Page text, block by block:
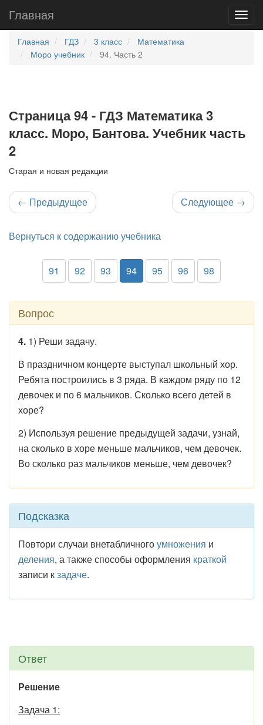
Главная
Главная ГДЗ 3 класс
Математика
Моро учебник
94. Часть 2
Страница 94 - ГДЗ Математика 3
класс. Моро, Бантова. Учебник часть
2
Старая и новая редакции
← Предыдущее Следующее →
Вернуться к содержанию учебника
91 92 93 94 95 96 98
Вопрос
4. 1) Реши задачу.
В праздничном концерте выступал школьный хор.
Ребята построились в 3 ряда. В каждом ряду по 12
девочек и по 6 мальчиков. Сколько всего детей в
хоре?
2) Используя решение предыдущей задачи, узнай,
на сколько в хоре меньше мальчиков, чем девочек.
Во сколько раз мальчиков меньше, чем девочек?
Подсказка
Повтори случаи внетабличногоумножения и
деления, а также способы оформления краткой
записи кзадаче.
Ответ
Решение
Задача 1: